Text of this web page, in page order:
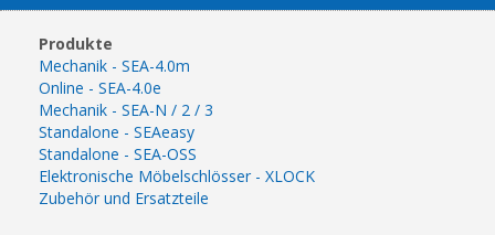
Produkte
Mechanik - SEA-4.0m
Online - SEA-4.0e
Mechanik - SEA-N / 2 / 3
Standalone - SEAeasy
Standalone - SEA-OSS
Elektronische Möbelschlösser - XLOCK
Zubehör und Ersatzteile